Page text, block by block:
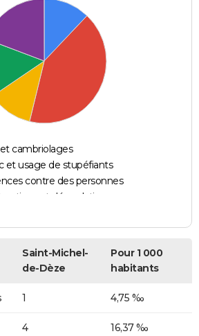
cambriolages
et usage de stupéfiants
contre des personnes
et dégradations
Saint-Michel-
de-Dèze
Pour 1 000
habitants
1 4,75 ‰
4 16,37 ‰